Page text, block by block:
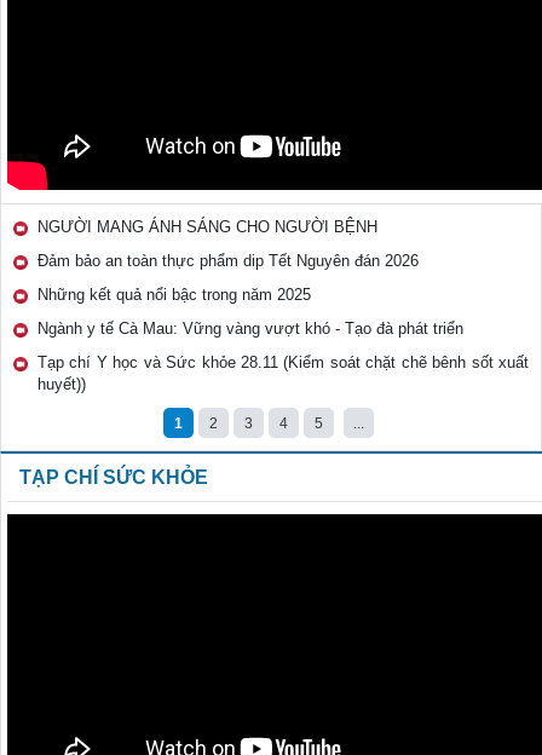
NGƯỜI MANG ÁNH SÁNG CHO NGƯỜI BỆNH
Đảm bảo an toàn thực phẩm dip Tết Nguyên đán 2026
Những kết quả nổi bậc trong năm 2025
Ngành y tế Cà Mau: Vững vàng vượt khó - Tạo đà phát triển
Tạp chí Y học và Sức khỏe 28.11 (Kiểm soát chặt chẽ bênh sốt xuất
huyết))
1 2 3 4 5
TẠP CHÍ SỨC KHỎE